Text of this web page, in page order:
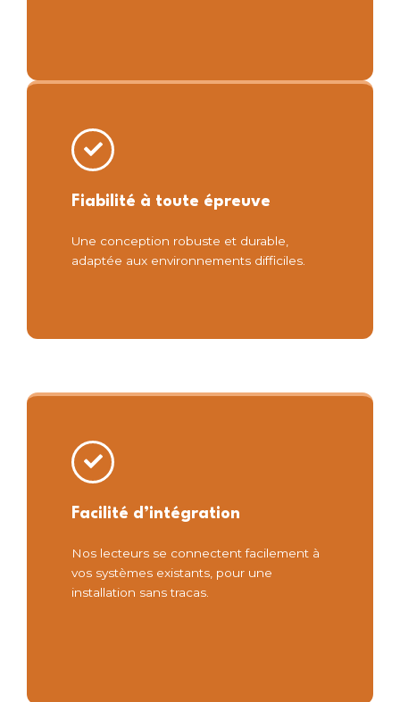
Fiabilité à toute épreuve
Une conception robuste et durable,
adaptée aux environnements difficiles.
Facilité d’intégration
Nos lecteurs se connectent facilement à
vos systèmes existants, pour une
installation sans tracas.